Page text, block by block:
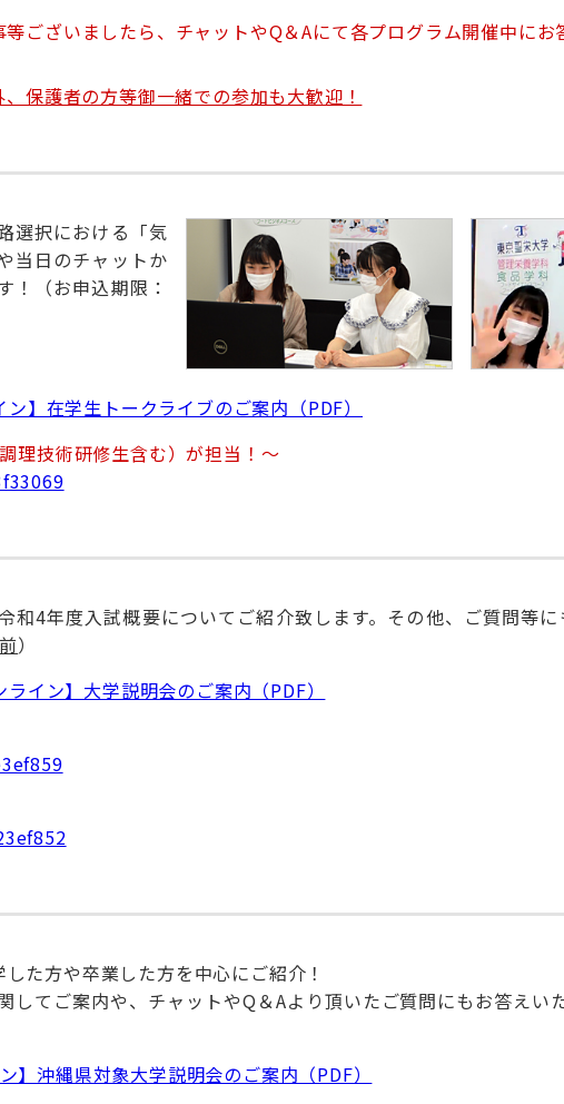
ございましたら、チャットやQ＆Aにて各プログラム開催中にお
保護者の方等御一緒での参加も大歓迎！
選択における「気
当日のチャットか
！（お申込期限：
ン】在学生トークライブのご案内（PDF）
理技術研修生含む）が担当！～
4年度入試概要についてご紹介致します。その他、ご質問等に
）
ライン】大学説明会のご案内（PDF）
た方や卒業した方を中心にご紹介！
てご案内や、チャットやQ＆Aより頂いたご質問にもお答えい
】沖縄県対象大学説明会のご案内（PDF）